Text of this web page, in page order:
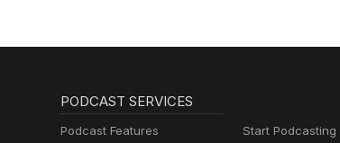
PODCAST SERVICES
Podcast Features
Start Podcasting